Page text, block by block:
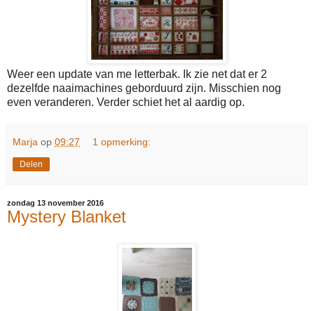
Weer een update van me letterbak. Ik zie net dat er 2
dezelfde naaimachines geborduurd zijn. Misschien nog
even veranderen. Verder schiet het al aardig op.
Marja op 09:27 1 opmerking:
Delen
zondag 13 november 2016
Mystery Blanket